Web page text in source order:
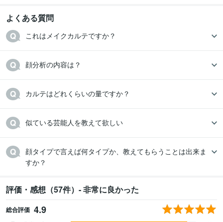
よくある質問
これはメイクカルテですか？
顔分析の内容は？
カルテはどれくらいの量ですか？
似ている芸能人を教えて欲しい
顔タイプで言えば何タイプか、教えてもらうことは出来ま
すか？
評価・感想（57件）- 非常に良かった
総合評価 4.9